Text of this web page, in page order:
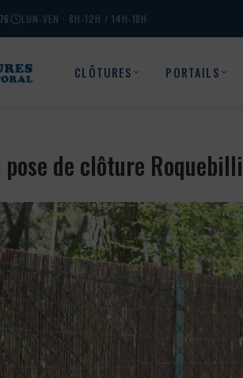
LUN-VEN · 8H-12H / 14H-18H
CLÔTURES PORTAILS
pose de clôture